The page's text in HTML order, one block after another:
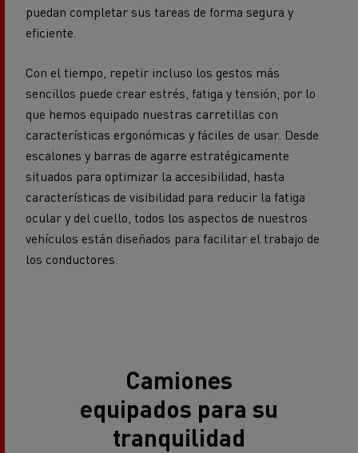
puedan completar sus tareas de forma segura y
eficiente.
Con el tiempo, repetir incluso los gestos más
sencillos puede crear estrés, fatiga y tensión, por lo
que hemos equipado nuestras carretillas con
características ergonómicas y fáciles de usar. Desde
escalones y barras de agarre estratégicamente
situados para optimizar la accesibilidad, hasta
características de visibilidad para reducir la fatiga
ocular y del cuello, todos los aspectos de nuestros
vehículos están diseñados para facilitar el trabajo de
los conductores.
Camiones
equipados para su
tranquilidad